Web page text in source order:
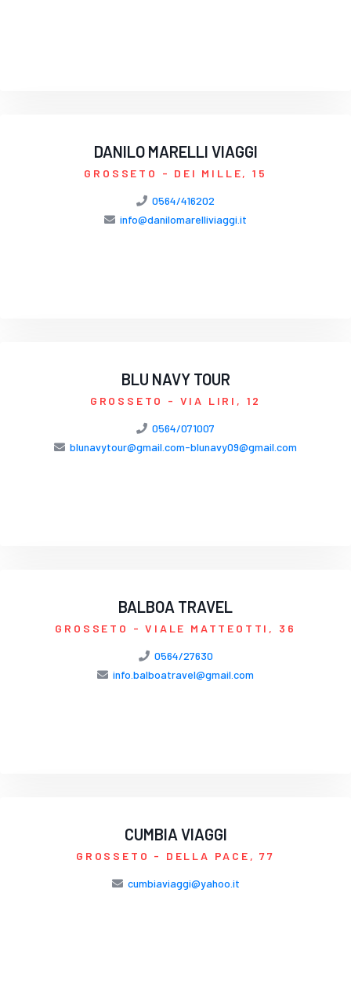
DANILO MARELLI VIAGGI
GROSSETO - DEI MILLE, 15
0564/416202
info@danilomarelliviaggi.it
BLU NAVY TOUR
GROSSETO - VIA LIRI, 12
0564/071007
blunavytour@gmail.com-blunavy09@gmail.com
BALBOA TRAVEL
GROSSETO - VIALE MATTEOTTI, 36
0564/27630
info.balboatravel@gmail.com
CUMBIA VIAGGI
GROSSETO - DELLA PACE, 77
cumbiaviaggi@yahoo.it